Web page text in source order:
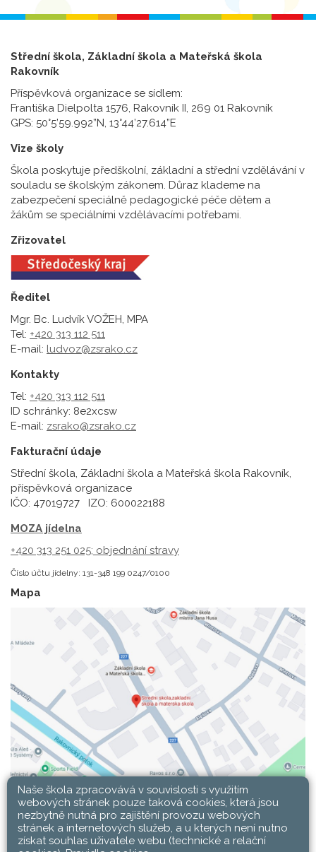
Střední škola, Základní škola a Mateřská škola
Rakovník
Příspěvková organizace se sídlem:
Františka Dielpolta 1576, Rakovník II, 269 01 Rakovník
GPS: 50°5’59.992”N, 13°44’27.614”E
Vize školy
Škola poskytuje předškolní, základní a střední vzdělávání v
souladu se školským zákonem. Důraz klademe na
zabezpečení speciálně pedagogické péče dětem a
žákům se speciálními vzdělávacími potřebami.
Zřizovatel
Ředitel
Mgr. Bc. Ludvík VOŽEH, MPA
Tel: +420 313 112 511
E-mail: ludvoz@zsrako.cz
Kontakty
Tel: +420 313 112 511
ID schránky: 8e2xcsw
E-mail: zsrako@zsrako.cz
Fakturační údaje
Střední škola, Základní škola a Mateřská škola Rakovník,
příspěvková organizace
IČO: 47019727 IZO: 600022188
MOZA jídelna
+420 313 251 025; objednání stravy
Číslo účtu jídelny: 131-348 199 0247/0100
Mapa
Naše škola zpracovává v souvislosti s využitím
webových stránek pouze taková cookies, která jsou
nezbytně nutná pro zajištění provozu webových
stránek a internetových služeb, a u kterých není nutno
získat souhlas uživatele webu (technické a relační